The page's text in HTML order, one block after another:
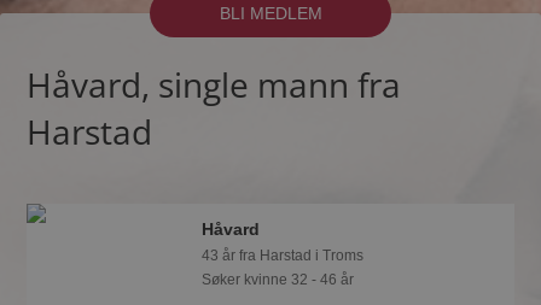
BLI MEDLEM
Håvard, single mann fra
Harstad
Håvard
43 år fra Harstad i Troms
Søker kvinne 32 - 46 år